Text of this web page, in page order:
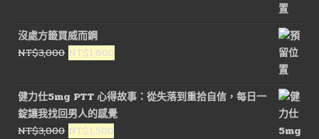
價
格：
NT$1,600。
價
格：
NT$800。
沒處方籤買威而鋼
NT$3,000 原
價
格：
NT$3,000。
NT$1,600
價
格：
NT$1,600。
健力仕5mg PTT 心得故事：從失落到重拾自信，每日一
錠讓我找回男人的感覺
NT$3,000 原
NT$1,500